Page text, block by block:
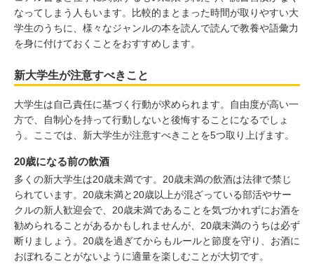
なってしまう人もいます。比較的まとまった時間が取りやすい大
学生のうちに、様々なジャンルの本を読んで読んで教養や語彙力
を身に付けておくことをおすすめします。
新大学生が注意すべきこと
大学生は自己責任に基づく行動が求められます。自由度が高い一
方で、自制心を持って行動しないと後悔することになるでしょ
う。ここでは、新大学生が注意すべきことを5つ取り上げます。
20歳になる前の飲酒
多くの新大学生は20歳未満です。20歳未満の飲酒は法律で禁じ
られています。20歳未満と20歳以上が混ざっている部活やサー
クルの新人歓迎会で、20歳未満であることを気づかれずにお酒を
勧められることがあるかもしれませんが、20歳未満のうちは必ず
断りましょう。20歳を過ぎてからもルールと節度を守り、お酒に
おぼれることがないように適量を楽しむことが大切です。